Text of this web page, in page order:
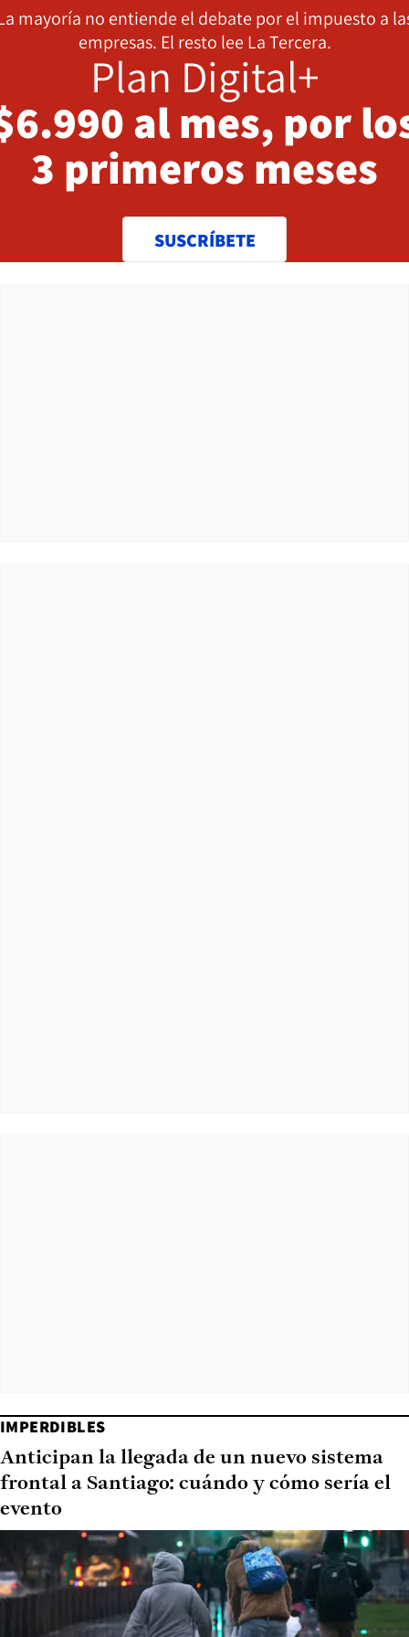
mayoría no entiende el debate por el impuesto a
empresas. El resto lee La Tercera.
Plan Digital+
al mes, por
3 primeros meses
SUSCRÍBETE
IMPERDIBLES
Anticipan la llegada de un nuevo sistema
frontal a Santiago: cuándo y cómo sería el
evento